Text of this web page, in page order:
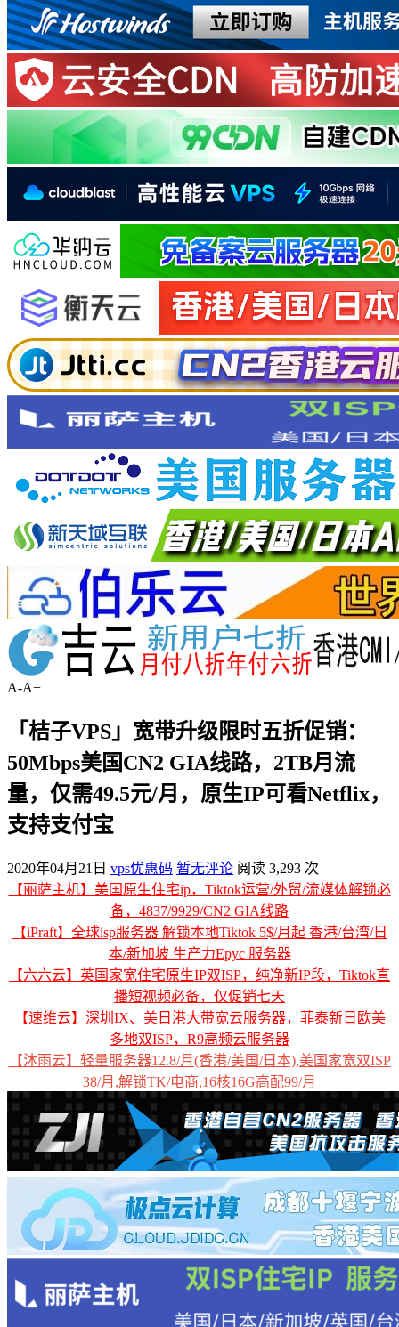
A-A+
「桔子VPS」宽带升级限时五折促销：
50Mbps美国CN2 GIA线路，2TB月流
量，仅需49.5元/月，原生IP可看Netflix，
支持支付宝
2020年04月21日 vps优惠码 暂无评论 阅读 3,293 次
【丽萨主机】美国原生住宅ip，Tiktok运营/外贸/流媒体解锁必
备，4837/9929/CN2 GIA线路
【iPraft】全球isp服务器 解锁本地Tiktok 5$/月起 香港/台湾/日
本/新加坡 生产力Epyc 服务器
【六六云】英国家宽住宅原生IP双ISP，纯净新IP段，Tiktok直
播短视频必备，仅促销七天
【速维云】深圳IX、美日港大带宽云服务器，菲泰新日欧美
多地双ISP，R9高频云服务器
【沐雨云】轻量服务器12.8/月(香港/美国/日本),美国家宽双ISP
38/月,解锁TK/电商,16核16G高配99/月